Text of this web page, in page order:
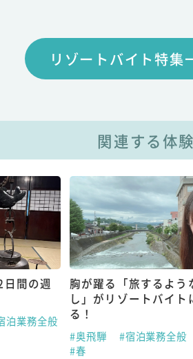
リゾートバイト特集
関連する体
間の週
泊業務全般
胸が躍る「旅するよう
し」がリゾートバイト
る！
#奥飛騨 #宿泊業務全般
#春